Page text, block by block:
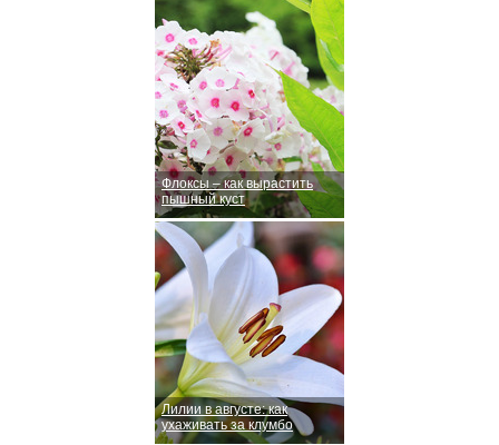
Флоксы – как вырастить
пышный куст
Лилии в августе: как
ухаживать за клумбо